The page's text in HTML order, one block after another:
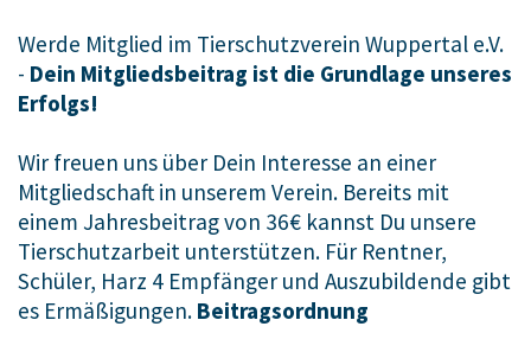
Werde Mitglied im Tierschutzverein Wuppertal e.V.
- Dein Mitgliedsbeitrag ist die Grundlage unseres
Erfolgs!
Wir freuen uns über Dein Interesse an einer
Mitgliedschaft in unserem Verein. Bereits mit
einem Jahresbeitrag von 36€ kannst Du unsere
Tierschutzarbeit unterstützen. Für Rentner,
Schüler, Harz 4 Empfänger und Auszubildende gibt
es Ermäßigungen. Beitragsordnung